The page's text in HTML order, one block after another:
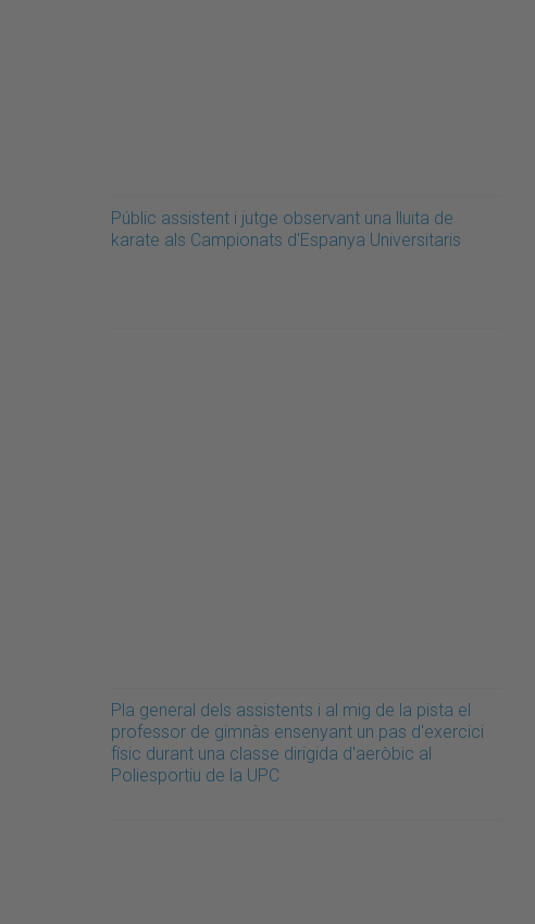
Públic assistent i jutge observant una lluita de
karate als Campionats d'Espanya Universitaris
Pla general dels assistents i al mig de la pista el
professor de gimnàs ensenyant un pas d'exercici
físic durant una classe dirigida d'aeròbic al
Poliesportiu de la UPC